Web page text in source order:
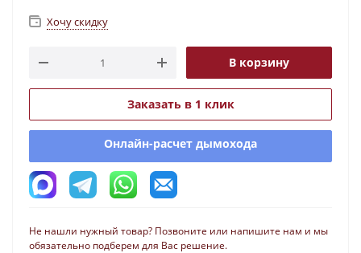
Хочу скидку
В корзину
Заказать в 1 клик
Онлайн-расчет дымохода
Не нашли нужный товар? Позвоните или напишите нам и мы
обязательно подберем для Вас решение.